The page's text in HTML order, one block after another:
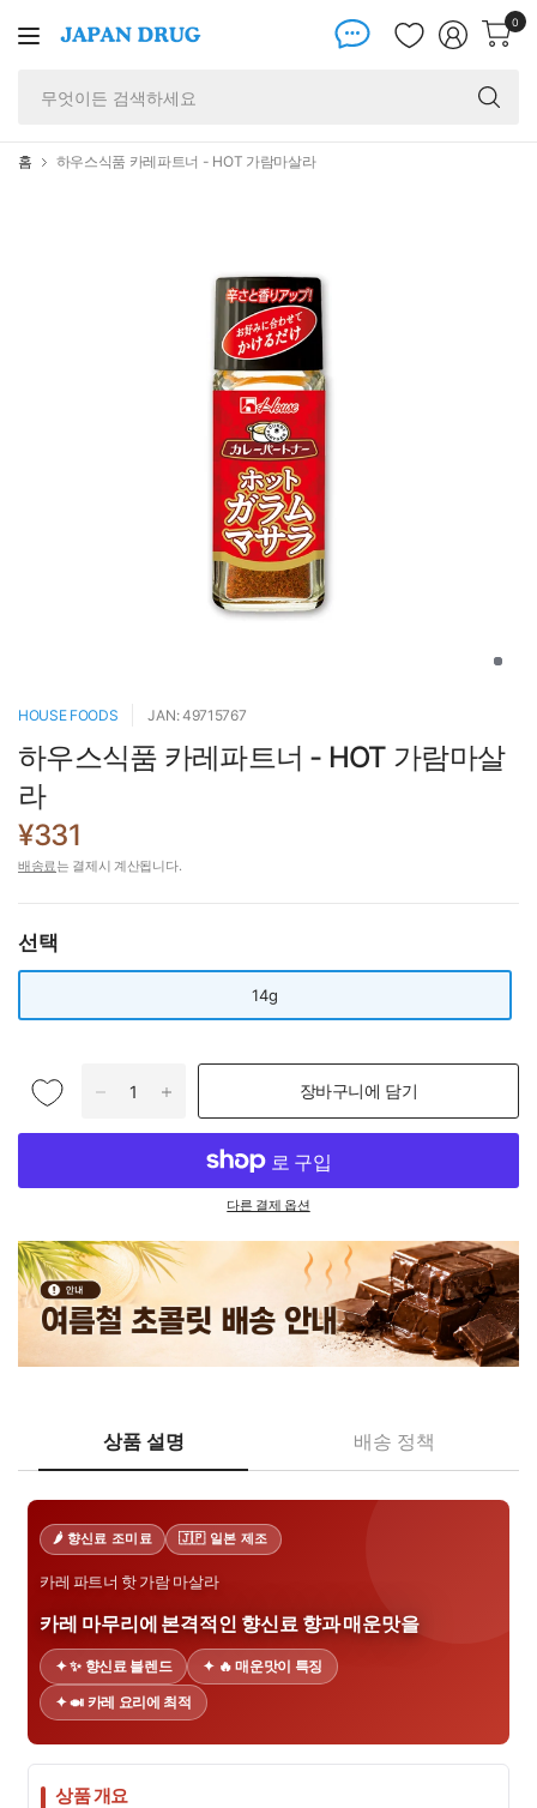
0
홈 하우스식품 카레파트너 - HOT 가람마살라
HOUSE FOODS JAN: 49715767
하우스식품 카레파트너 - HOT 가람마살
라
¥331
배송료는 결제시 계산됩니다.
선택
14g
장바구니에 담기
다른 결제 옵션
상품 설명 배송 정책
🌶️ 향신료 조미료 🇯🇵 일본 제조
카레 파트너 핫 가람 마살라
카레 마무리에 본격적인 향신료 향과 매운맛을
✦ ✨ 향신료 블렌드
✦ 🔥 매운맛이 특징
✦ 🍛 카레 요리에 최적
상품 개요